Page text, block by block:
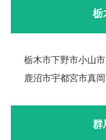
栃
栃木市下野市小山市
鹿沼市宇都宮市真
群